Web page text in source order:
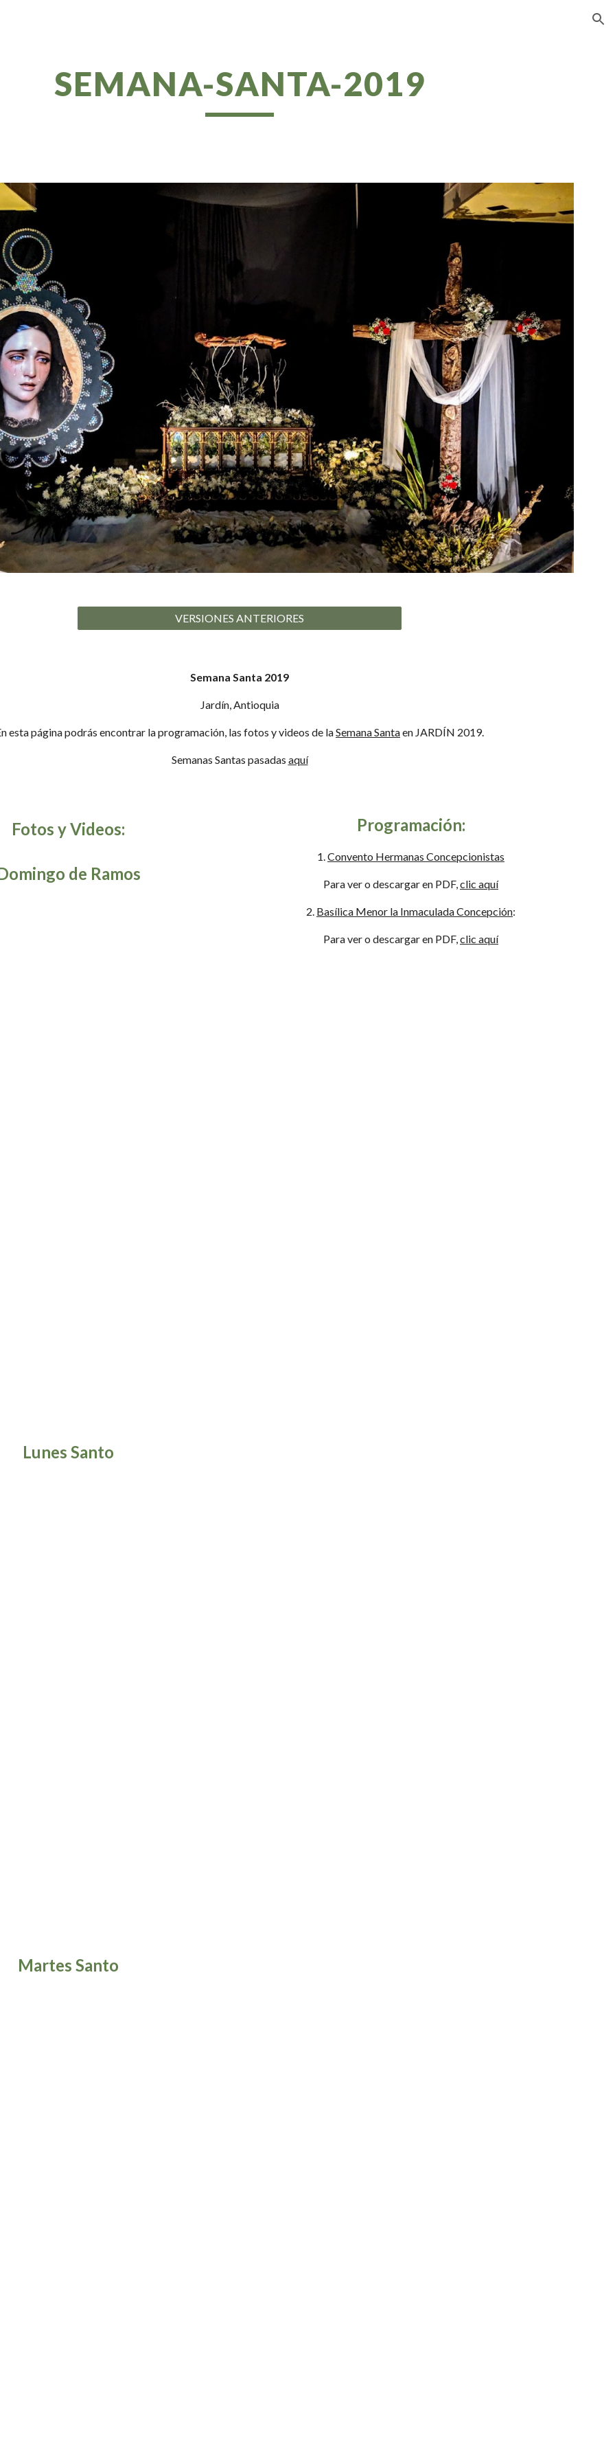
SEMANA-SANTA-2019
VERSIONES ANTERIORES
Semana Santa 2019
Jardín, Antioquia
esta página podrás encontrar la programación, las fotos y videos de laSemana Santaen JARDÍN 2019.
Semanas Santas pasadas aquí
Fotos y Videos:
de Ramos
Programación:
1.Convento Hermanas Concepcionistas
Para ver o descargar en PDF,clic aquí
2. Basílica Menor la Inmaculada Concepción:
Para ver o descargar en PDF,clic aquí
Lunes Santo
Martes Santo